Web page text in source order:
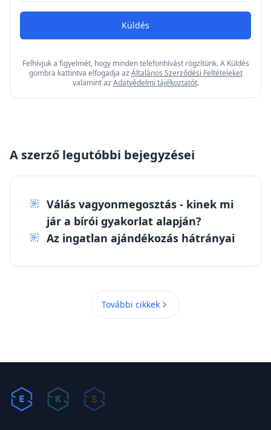
Küldés
Felhívjuk a figyelmét, hogy minden telefonhívást rögzítünk. A Küldés
gombra kattintva elfogadja az Általános Szerződési Feltételeket
valamint az Adatvédelmi tájékoztatót.
A szerző legutóbbi bejegyzései
Válás vagyonmegosztás - kinek mi
jár a bírói gyakorlat alapján?
Az ingatlan ajándékozás hátrányai
További cikkek